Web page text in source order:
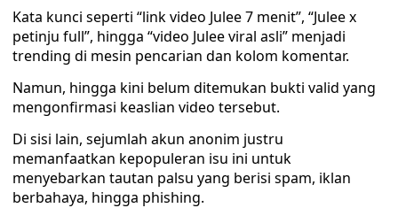
Kata kunci seperti “link video Julee 7 menit”, “Julee x
petinju full”, hingga “video Julee viral asli” menjadi
trending di mesin pencarian dan kolom komentar.
Namun, hingga kini belum ditemukan bukti valid yang
mengonfirmasi keaslian video tersebut.
Di sisi lain, sejumlah akun anonim justru
memanfaatkan kepopuleran isu ini untuk
menyebarkan tautan palsu yang berisi spam, iklan
berbahaya, hingga phishing.